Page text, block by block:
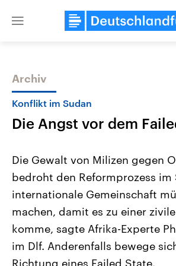
Close
Themen
Landtagswahl Sachsen-Anhalt
2026
Alle Informationen
Sachsen-Anhalt wählt am 6.
September 2026 einen neuen
Bundesland von einer Koalition aus
USA
Archiv
Konflikt im Sudan
Die Angst vor dem
Die Gewalt von Milizen gegen
bedroht den Reformprozess im
internationale Gemeinschaft
machen, damit es zu einer
komme, sagte Afrika-Experte
im Dlf. Anderenfalls bewege
Richtung eines Failed State.